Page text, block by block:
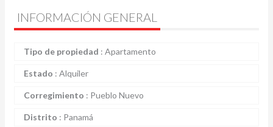
INFORMACIÓN GENERAL
Tipo de propiedad : Apartamento
Estado : Alquiler
Corregimiento : Pueblo Nuevo
Distrito : Panamá